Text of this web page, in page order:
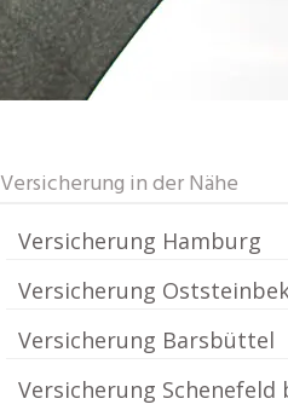
Versicherung in der Nähe
Versicherung Hamburg
Versicherung
Versicherung Barsbüttel
Versicherung Schenefeld